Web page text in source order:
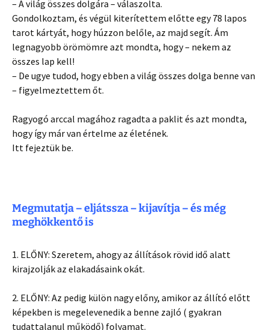
– A világ összes dolgára – válaszolta.
Gondolkoztam, és végül kiterítettem előtte egy 78 lapos
tarot kártyát, hogy húzzon belőle, az majd segít. Ám
legnagyobb örömömre azt mondta, hogy – nekem az
összes lap kell!
– De ugye tudod, hogy ebben a világ összes dolga benne van
– figyelmeztettem őt.
Ragyogó arccal magához ragadta a paklit és azt mondta,
hogy így már van értelme az életének.
Itt fejeztük be.
Megmutatja – eljátssza – kijavítja – és még
meghökkentő is
1. ELŐNY: Szeretem, ahogy az állítások rövid idő alatt
kirajzolják az elakadásaink okát.
2. ELŐNY: Az pedig külön nagy előny, amikor az állító előtt ️
képekben is megelevenedik a benne zajló ( gyakran
tudattalanul működő) folyamat.